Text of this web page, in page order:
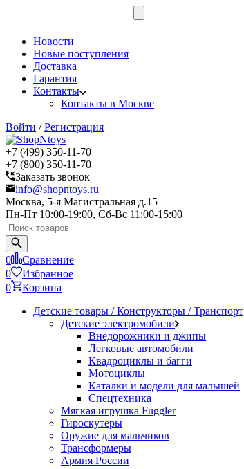
Новости
Новые поступления
Доставка
Гарантия
Контакты
Контакты в Москве
Войти /Регистрация
+7 (499) 350-11-70
+7 (800) 350-11-70
Заказать звонок
info@shopntoys.ru
Москва, 5-я Магистральная д.15
Пн-Пт 10:00-19:00, Сб-Вс 11:00-15:00
0
Сравнение
0
Избранное
0
Корзина
Детские товары / Конструкторы / Транспорт
Детские электромобили
Внедорожники и джипы
Легковые автомобили
Квадроциклы и багги
Мотоциклы
Каталки и модели для малышей
Спецтехника
Мягкая игрушка Fuggler
Гироскутеры
Оружие для мальчиков
Трансформеры
Армия России